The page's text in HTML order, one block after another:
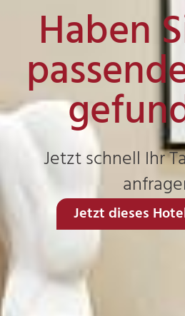
Haben
Jetzt schnell Ihr
Jetzt dieses